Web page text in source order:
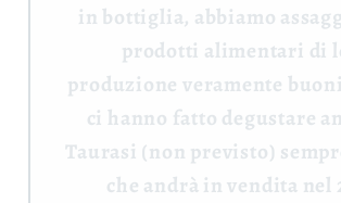
in bottiglia, abbiamo
prodotti alimentari di
produzione veramente
ci hanno fatto degustare
Taurasi (non previsto)
che andrà in vendita nel